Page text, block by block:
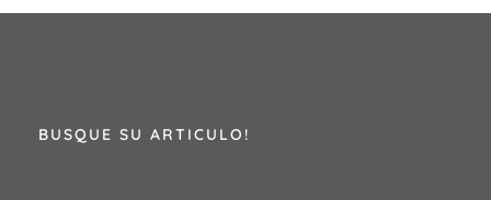
BUSQUE SU ARTICULO!